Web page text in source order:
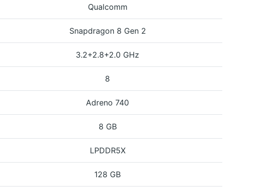
Qualcomm
Snapdragon 8 Gen 2
3.2+2.8+2.0 GHz
8
Adreno 740
8 GB
LPDDR5X
128 GB